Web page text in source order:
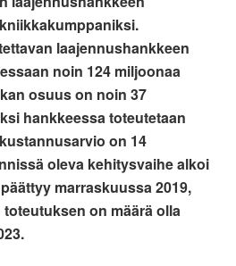
laajennushankkeen
noin 124 miljoonaa
osuus on noin 37
hankkeessa toteutetaan
on 14
oleva kehitysvaihe alkoi
marraskuussa 2019,
on määrä olla